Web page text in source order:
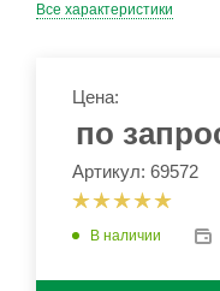
Все характеристики
Цена:
по
Артикул: 69572
В наличии